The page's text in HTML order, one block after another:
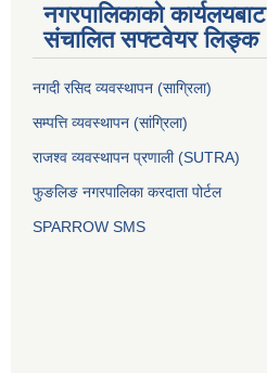
नगरपालिकाको कार्यलयबाट
संचालित सफ्टवेयर लिङ्क
नगदी रसिद व्यवस्थापन (साग्रिला)
सम्पत्ति व्यवस्थापन (सांग्रिला)
राजश्व व्यवस्थापन प्रणाली (SUTRA)
फुङलिङ नगरपालिका करदाता पोर्टल
SPARROW SMS